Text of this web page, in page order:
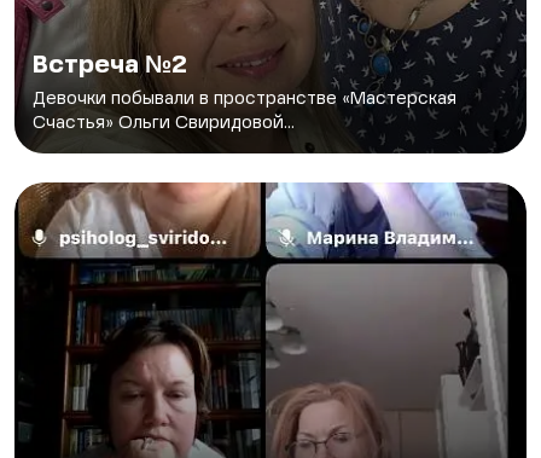
Встреча №2
Девочки побывали в пространстве «Мастерская
Счастья» Ольги Свиридовой...